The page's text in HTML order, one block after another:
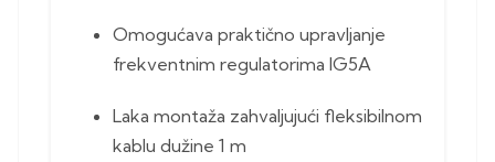
Omogućava praktično upravljanje
frekventnim regulatorima IG5A
Laka montaža zahvaljujući fleksibilnom
kablu dužine 1 m